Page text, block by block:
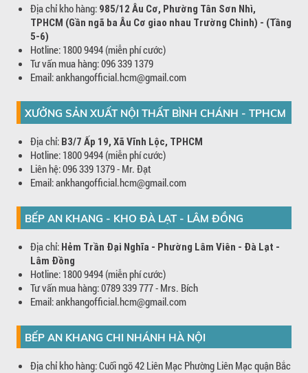
Địa chỉ kho hàng: 985/12 Âu Cơ, Phường Tân Sơn Nhì,
TPHCM (Gần ngã ba Âu Cơ giao nhau Trường Chinh) - (Tầng
5-6)
Hotline: 1800 9494 (miễn phí cước)
Tư vấn mua hàng: 096 339 1379
Email: ankhangofficial.hcm@gmail.com
XƯỞNG SẢN XUẤT NỘI THẤT BÌNH CHÁNH - TPHCM
Địa chỉ: B3/7 Ấp 19, Xã Vĩnh Lộc, TPHCM
Hotline: 1800 9494 (miễn phí cước)
Liên hệ: 096 339 1379 - Mr. Đạt
Email: ankhangofficial.hcm@gmail.com
BẾP AN KHANG - KHO ĐÀ LẠT - LÂM ĐỒNG
Địa chỉ: Hẻm Trần Đại Nghĩa - Phường Lâm Viên - Đà Lạt -
Lâm Đồng
Hotline: 1800 9494 (miễn phí cước)
Tư vấn mua hàng: 0789 339 777 - Mrs. Bích
Email: ankhangofficial.hcm@gmail.com
BẾP AN KHANG CHI NHÁNH HÀ NỘI
Địa chỉ kho hàng: Cuối ngõ 42 Liên Mạc Phường Liên Mạc quận Bắc